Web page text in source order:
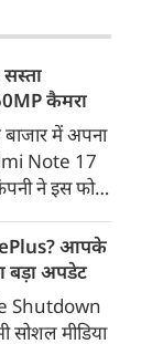
धार्मिक
कैमरा
में अपना
Note 17
ने इस फोन
की बड़ी बैटरी
है। फोन में
गया है।
आपके
बड़ा अपडेट
Shutdown
मीडिया